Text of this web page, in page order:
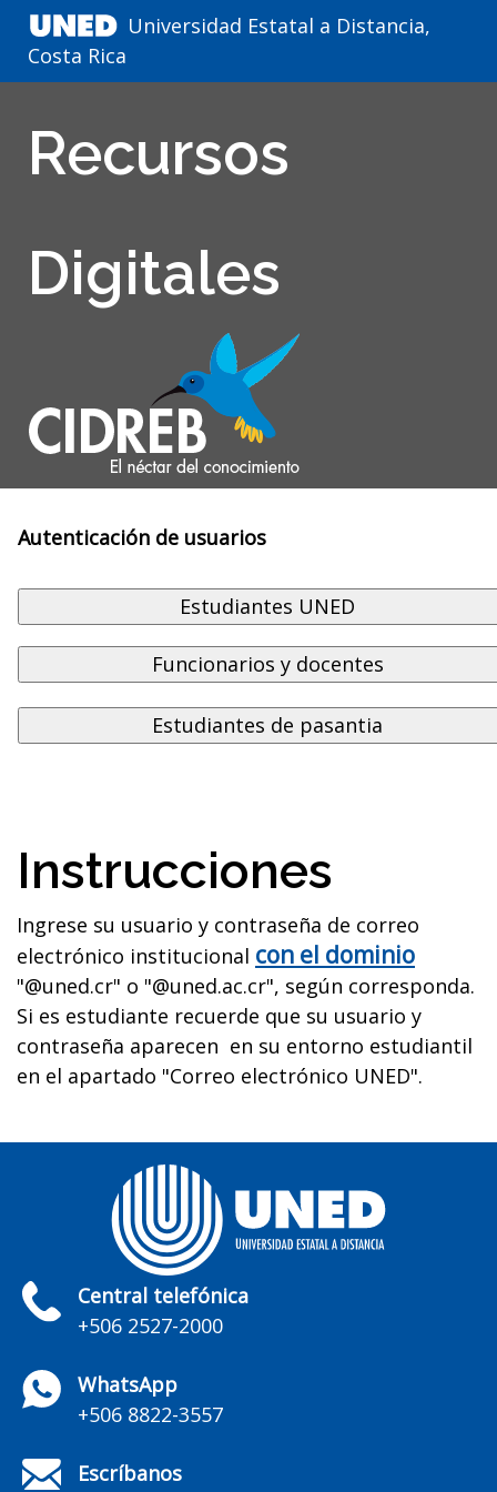
Universidad Estatal a Distancia,
Costa Rica
Recursos
Digitales
Autenticación de usuarios
Instrucciones
Ingrese su usuario y contraseña de correo
electrónico institucional con el dominio
"@uned.cr" o "@uned.ac.cr", según corresponda.
Si es estudiante recuerde que su usuario y
contraseña aparecen en su entorno estudiantil
en el apartado "Correo electrónico UNED".
Central telefónica
+506 2527-2000
WhatsApp
+506 8822-3557
Escríbanos